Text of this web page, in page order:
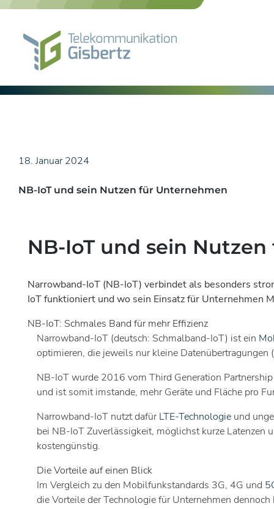
Skip
18. Januar 2024
NB-IoT und sein Nutzen für Unternehmen
NB-IoT und sein
Narrowband-IoT (NB-IoT) verbindet als besonders
IoT funktioniert und wo sein Einsatz für Unternehmen
NB-IoT: Schmales Band für mehr Effizienz
Narrowband-IoT (deutsch: Schmalband-IoT) ist ein
optimieren, die jeweils nur kleine
NB-IoT wurde 2016 vom Third Generation
und ist somit imstande, mehr Geräte und Fläche pro
Narrowband-IoT nutzt dafürLTE-Technologie und
bei NB-IoT Zuverlässigkeit, möglichst kurze Latenzen
kostengünstig.
Die Vorteile auf einen Blick
Im Vergleich zu den Mobilfunkstandards 3G, 4G und
die Vorteile der Technologie für Unternehmen dennoch